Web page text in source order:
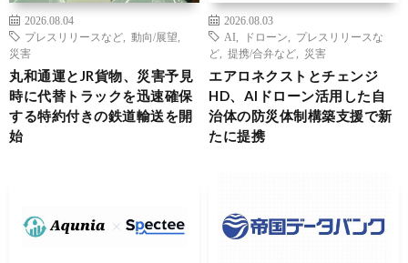
2026.08.04
プレスリリースなど
動向/展望
災害
丸和通運とJR貨物、災害予見
時に代替トラックを迅速確保
する特約付きの鉄道輸送を開
始
2026.08.03
AI
ドローン
プレスリリースな
ど
提携/合弁など 災害
エアロネクストとチェンジ
HD、AIドローン活用した自
治体の防災体制構築支援で新
たに提携